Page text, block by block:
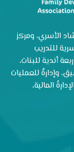
الإرشاد الأسري، ومركز
للتدريب
أندية للبنات،
وإدارةٌ للعمليات
المالية،